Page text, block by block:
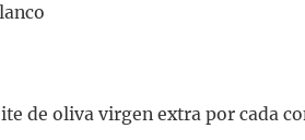
de oliva virgen extra por cada